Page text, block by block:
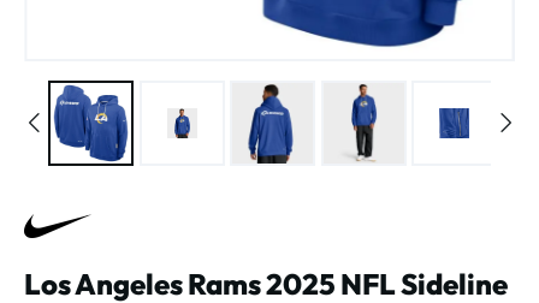
Los Angeles Rams 2025 NFL Sideline